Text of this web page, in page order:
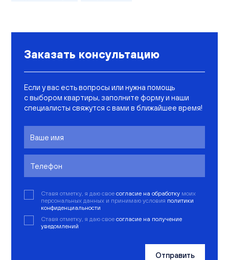
Заказать консультацию
Если у вас есть вопросы или нужна помощь
с выбором квартиры, заполните форму и наши
специалисты свяжутся с вами в ближайшее время!
Ставя отметку, я даю свое согласие на обработку моих
персональных данных и принимаю условия политики
конфиденциальности
Ставя отметку, я даю свое согласие на получение
уведомлений
Отправить